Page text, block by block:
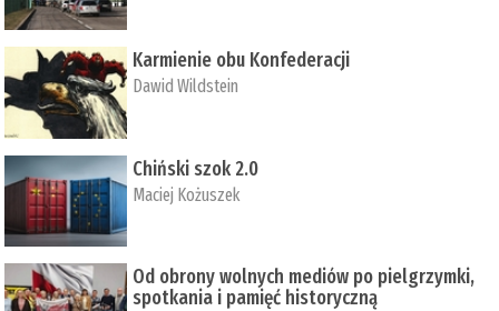
Karmienie obu Konfederacji
Dawid Wildstein
Chiński szok 2.0
Maciej Kożuszek
Od obrony wolnych mediów po pielgrzymki,
spotkania i pamięć historyczną